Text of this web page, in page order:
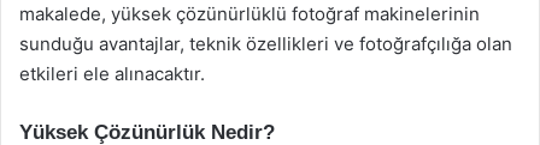
makalede, yüksek çözünürlüklü fotoğraf makinelerinin
sunduğu avantajlar, teknik özellikleri ve fotoğrafçılığa olan
etkileri ele alınacaktır.
Yüksek Çözünürlük Nedir?